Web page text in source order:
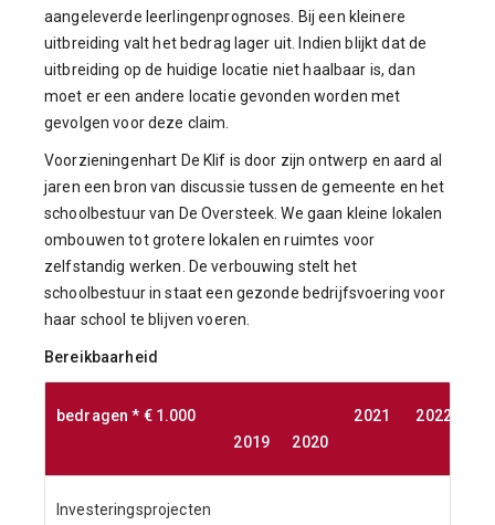
aangeleverde leerlingenprognoses. Bij een kleinere
uitbreiding valt het bedrag lager uit. Indien blijkt dat de
uitbreiding op de huidige locatie niet haalbaar is, dan
moet er een andere locatie gevonden worden met
gevolgen voor deze claim.
Voorzieningenhart De Klif is door zijn ontwerp en aard al
jaren een bron van discussie tussen de gemeente en het
schoolbestuur van De Oversteek. We gaan kleine lokalen
ombouwen tot grotere lokalen en ruimtes voor
zelfstandig werken. De verbouwing stelt het
schoolbestuur in staat een gezonde bedrijfsvoering voor
haar school te blijven voeren.
Bereikbaarheid
bedragen * € 1.000
2019
2020
2021 2022
Investeringsprojecten